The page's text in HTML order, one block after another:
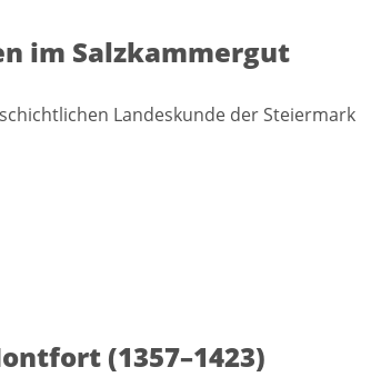
im Salzkammergut
Landeskunde der Steiermark
(1357–1423)